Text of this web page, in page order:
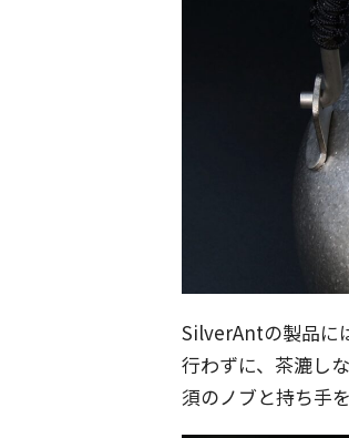
SilverAntの製品に
行わずに、茶漉し
須のノブと持ち手を